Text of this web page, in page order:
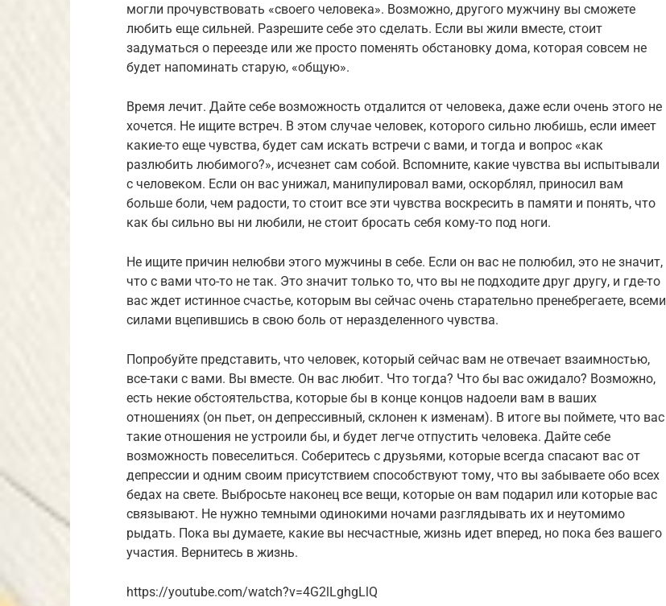
могли прочувствовать «своего человека». Возможно, другого мужчину вы сможете
любить еще сильней. Разрешите себе это сделать. Если вы жили вместе, стоит
задуматься о переезде или же просто поменять обстановку дома, которая совсем не
будет напоминать старую, «общую».
Время лечит. Дайте себе возможность отдалится от человека, даже если очень этого не
хочется. Не ищите встреч. В этом случае человек, которого сильно любишь, если имеет
какие-то еще чувства, будет сам искать встречи с вами, и тогда и вопрос «как
разлюбить любимого?», исчезнет сам собой. Вспомните, какие чувства вы испытывали
с человеком. Если он вас унижал, манипулировал вами, оскорблял, приносил вам
больше боли, чем радости, то стоит все эти чувства воскресить в памяти и понять, что
как бы сильно вы ни любили, не стоит бросать себя кому-то под ноги.
Не ищите причин нелюбви этого мужчины в себе. Если он вас не полюбил, это не значит,
что с вами что-то не так. Это значит только то, что вы не подходите друг другу, и где-то
вас ждет истинное счастье, которым вы сейчас очень старательно пренебрегаете, всеми
силами вцепившись в свою боль от неразделенного чувства.
Попробуйте представить, что человек, который сейчас вам не отвечает взаимностью,
все-таки с вами. Вы вместе. Он вас любит. Что тогда? Что бы вас ожидало? Возможно,
есть некие обстоятельства, которые бы в конце концов надоели вам в ваших
отношениях (он пьет, он депрессивный, склонен к изменам). В итоге вы поймете, что вас
такие отношения не устроили бы, и будет легче отпустить человека. Дайте себе
возможность повеселиться. Соберитесь с друзьями, которые всегда спасают вас от
депрессии и одним своим присутствием способствуют тому, что вы забываете обо всех
бедах на свете. Выбросьте наконец все вещи, которые он вам подарил или которые вас
связывают. Не нужно темными одинокими ночами разглядывать их и неутомимо
рыдать. Пока вы думаете, какие вы несчастные, жизнь идет вперед, но пока без вашего
участия. Вернитесь в жизнь.
https://youtube.com/watch?v=4G2lLghgLlQ